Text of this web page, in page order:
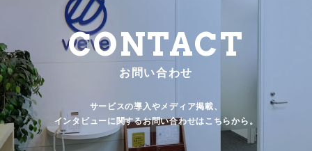
CONTACT
お問い合わせ
サービスの導入やメディア掲載、
インタビューに関するお問い合わせはこちらから。